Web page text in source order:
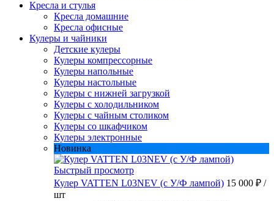
Кресла и стулья
Кресла домашние
Кресла офисные
Кулеры и чайники
Детские кулеры
Кулеры компрессорные
Кулеры напольные
Кулеры настольные
Кулеры с нижней загрузкой
Кулеры с холодильником
Кулеры с чайным столиком
Кулеры со шкафчиком
Кулеры электронные
Новинка
Быстрый просмотр
Кулер VATTEN L03NEV (с У/Ф лампой) 15 000 ₽ /
шт